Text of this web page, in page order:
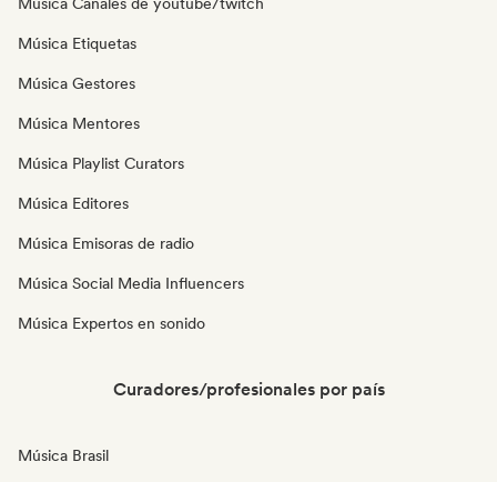
Música Etiquetas
Música Gestores
Música Mentores
Música Playlist Curators
Música Editores
Música Emisoras de radio
Música Social Media Influencers
Música Expertos en sonido
Curadores/profesionales por país
Música Brasil